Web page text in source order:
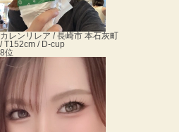
カレン リレア / 長崎市 本石灰町
/ T152cm / D-cup
8位